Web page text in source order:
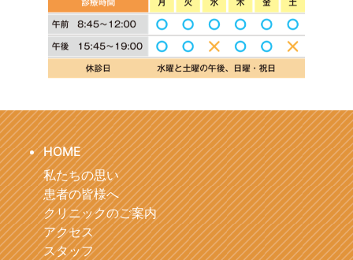
HOME
私たちの思い
患者の皆様へ
クリニックのご案内
アクセス
スタッフ